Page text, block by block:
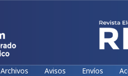
Archivos Avisos Envíos